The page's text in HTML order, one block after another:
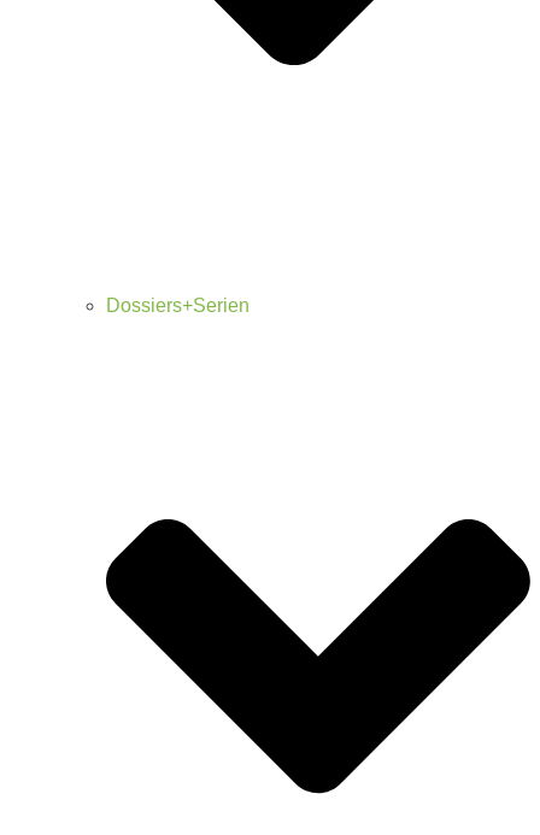
Dossiers+Serien